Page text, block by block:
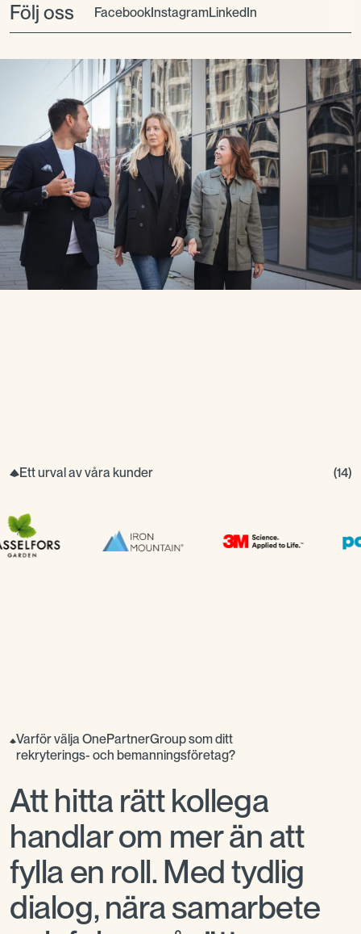
Följ oss facebook instagram LinkedIn
Ett urval av våra kunder (14)
Varför välja OnePartnerGroup som ditt
rekryterings- och bemanningsföretag?
Att hitta rätt kollega
handlar om mer än att
fylla en roll. Med tydlig
dialog, nära samarbete